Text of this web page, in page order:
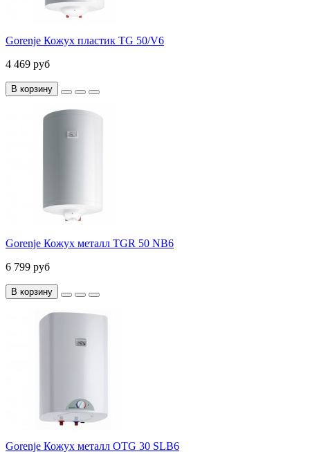
Gorenje Кожух пластик TG 50/V6
4 469 руб
В корзину
Gorenje Кожух металл TGR 50 NB6
6 799 руб
В корзину
Gorenje Кожух металл OTG 30 SLB6